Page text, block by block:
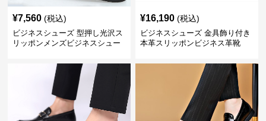
¥7,560 (税込)
ビジネスシューズ 型押し光沢ス
リッポンメンズビジネスシュー
¥16,190 (税込)
ビジネスシューズ 金具飾り付き
本革スリッポンビジネス革靴